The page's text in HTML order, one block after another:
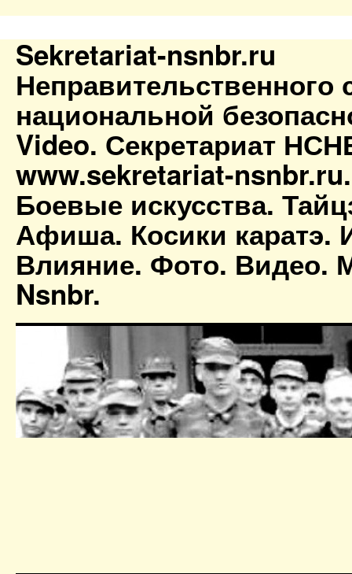
Sekretariat-nsnbr.ru
Неправительственного
национальной
Video. Секретариат
www.sekretariat-
Боевые искусства.
Афиша. Косики каратэ.
Влияние. Фото. Видео.
Nsnbr.